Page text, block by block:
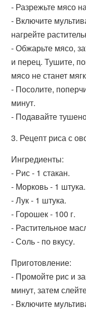
- Разрежьте мясо
- Включите
нагрейте
- Обжарьте мясо,
и перец. Тушите,
мясо не станет
- Посолите,
минут.
- Подавайте
3. Рецепт риса с
Ингредиенты:
- Рис - 1 стакан.
- Морковь - 1 штука.
- Лук - 1 штука.
- Горошек - 100 г.
- Растительное
- Соль - по вкусу.
Приготовление:
- Промойте рис и
минут, затем
- Включите